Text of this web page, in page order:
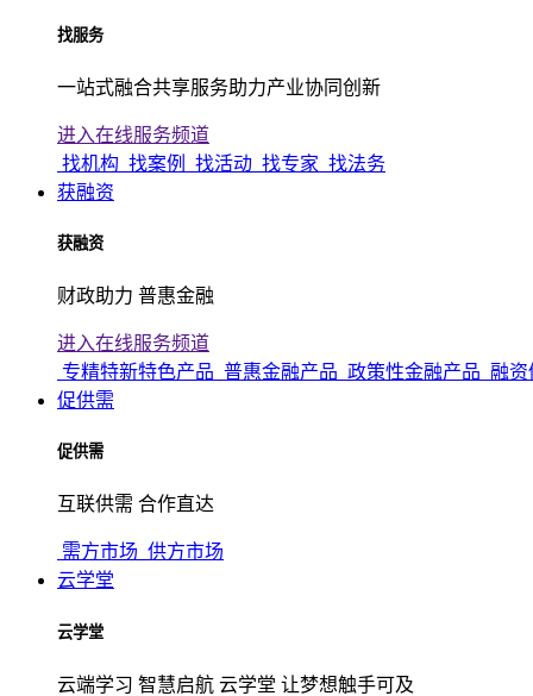
找服务
一站式融合共享服务助力产业协同创新
进入在线服务频道
找机构 找案例 找活动 找专家 找法务
获融资
获融资
财政助力 普惠金融
进入在线服务频道
专精特新特色产品 普惠金融产品 政策性金融产品 融资
促供需
促供需
互联供需 合作直达
需方市场 供方市场
云学堂
云学堂
云端学习 智慧启航 云学堂 让梦想触手可及